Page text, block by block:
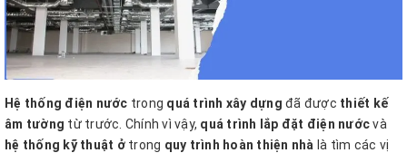
Hệ thống điện nước trong quá trình xây dựng đã được thiết kế
âm tường từ trước. Chính vì vậy, quá trình lắp đặt điện nướcvà
hệ thống kỹ thuật ởtrong quy trình hoàn thiện nhà là tìm các vị